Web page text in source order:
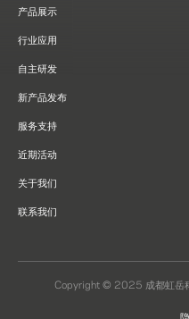
产品展示
行业应用
自主研发
新产品发布
服务支持
近期活动
关于我们
联系我们
Copyright © 2025 成都虹岳